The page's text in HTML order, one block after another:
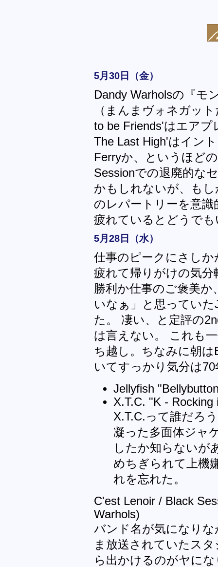
5月30日（金）
Dandy Warholsの『モ
（まんまヴォネガッ
to be Friends'はエアプ
The Last High'はイン
Ferryか、というほど
Sessionでの退廃的な
かもしれないが、も
のレパートリーを意
疲れているとどうで
5月28日（水）
仕事のピークにさし
疲れて帰りがけの気
勝利か仕事のご褒美
いなぁ」と思ってい
た。 凄い、と定評の
は言えない。 これも
ち越し。ちなみに朝は
いてすっかり気分は70
Jellyfish
X.T.C. "K -
X.T.C.って誰だろ
凝った多面体ジャ
したか知らないが
めちぎられて上機
れを忘れた。
C'est Lenoir / Black
Warhols)
バンド名が気になり
ま放送されていたス
ら出かけるのがヤに